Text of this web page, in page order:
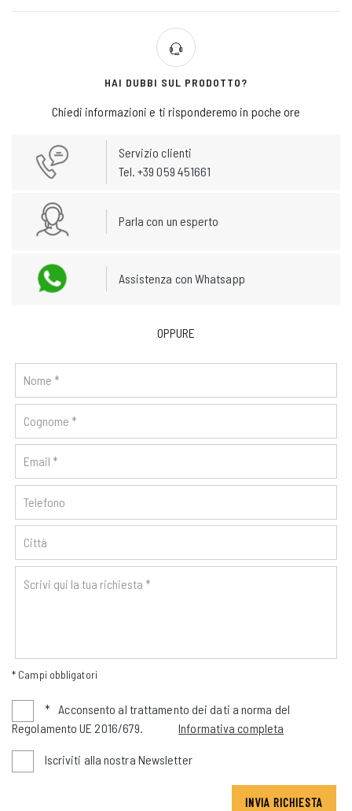
HAI DUBBI SUL PRODOTTO?
Chiedi informazioni e ti risponderemo in poche ore
Servizio clienti
Tel. +39 059 451661
Parla con un esperto
Assistenza con Whatsapp
OPPURE
* Campi obbligatori
* Acconsento al trattamento dei dati a norma del
Regolamento UE 2016/679.
Informativa completa
Iscriviti alla nostra Newsletter
INVIA RICHIESTA